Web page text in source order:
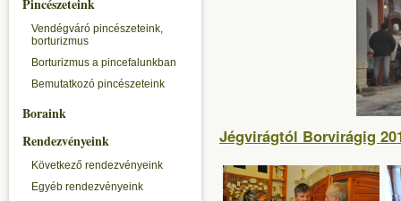
Pincészeteink
Vendégváró pincészeteink,
borturizmus
Borturizmus a pincefalunkban
Bemutatkozó pincészeteink
Boraink
Rendezvényeink
Következő rendezvényeink
Egyéb rendezvényeink
Jégvirágtól Borvirágig